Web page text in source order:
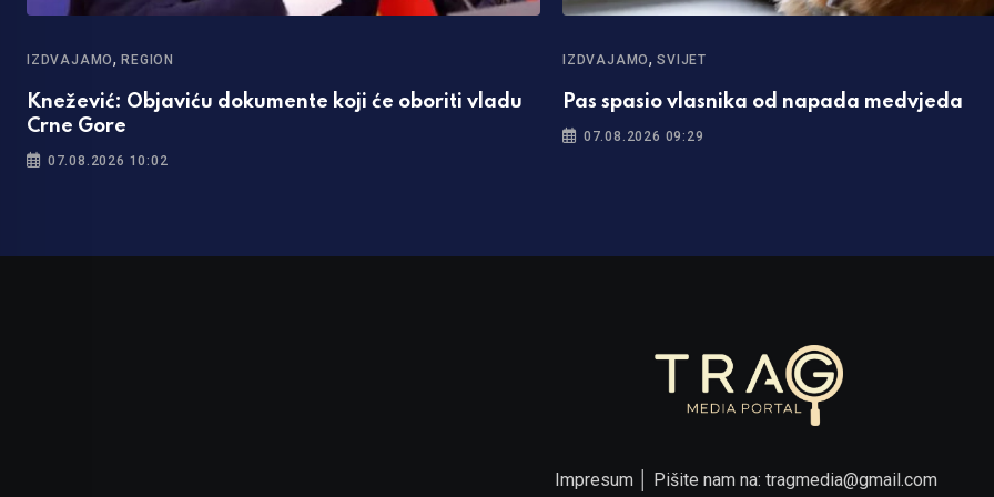
IZDVAJAMO,REGION
Knežević: Objaviću dokumente koji će oboriti vladu
Crne Gore
07.08.2026 10:02
IZDVAJAMO,SVIJET
Pas spasio vlasnika od napada medvjeda
07.08.2026 09:29
Impresum│ Pišite nam na: tragmedia@gmail.com